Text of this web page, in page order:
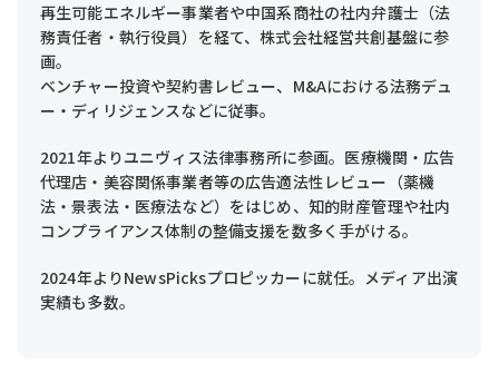
再生可能エネルギー事業者や中国系商社の社内弁護士（法
務責任者・執行役員）を経て、株式会社経営共創基盤に参
画。
ベンチャー投資や契約書レビュー、M&Aにおける法務デュ
ー・ディリジェンスなどに従事。
2021年よりユニヴィス法律事務所に参画。医療機関・広告
代理店・美容関係事業者等の広告適法性レビュー（薬機
法・景表法・医療法など）をはじめ、知的財産管理や社内
コンプライアンス体制の整備支援を数多く手がける。
2024年よりNewsPicksプロピッカーに就任。メディア出演
実績も多数。